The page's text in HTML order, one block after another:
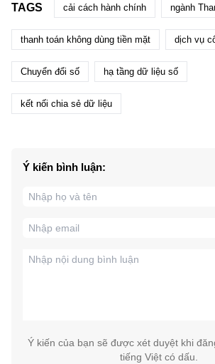
TAGS cải cách hành chính ngành
thanh toán không dùng tiền mặt dịch vụ
Chuyển đổi số hạ tầng dữ liệu số
kết nối chia sẻ dữ liệu
Ý kiến bình luận:
Ý kiến của bạn sẽ được xét duyệt khi
tiếng Việt có dấu.